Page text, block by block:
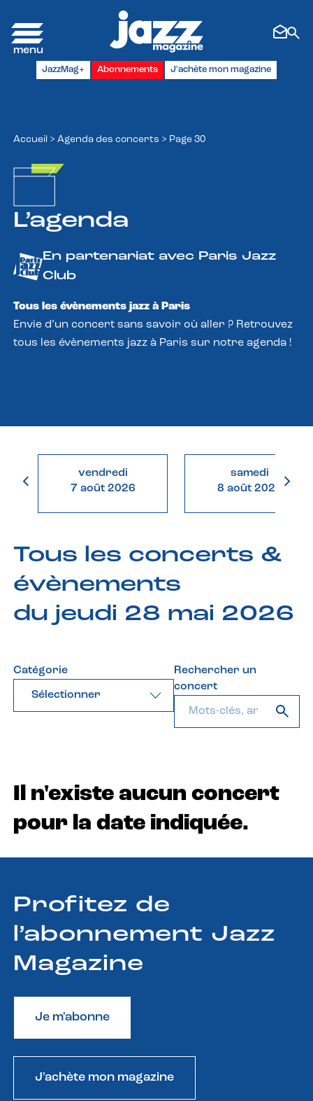
JazzMag+ Abonnements J'achète mon magazine
Accueil > Agenda des concerts > Page 30
L’agenda
En partenariat avec Paris Jazz
Club
Tous les évènements jazz à Paris
Envie d’un concert sans savoir où aller ? Retrouvez
tous les évènements jazz à Paris sur notre agenda !
vendredi
7 août 2026
samedi
8 août 2026
Tous les concerts &
évènements
du jeudi 28 mai 2026
Catégorie
Sélectionner
Rechercher un
concert
Il n'existe aucun concert
pour la date indiquée.
Profitez de
l’abonnement Jazz
Magazine
Je m'abonne
J'achète mon magazine